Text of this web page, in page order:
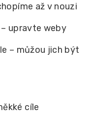
až v nouzi
upravte weby
– můžou jich být
cíle